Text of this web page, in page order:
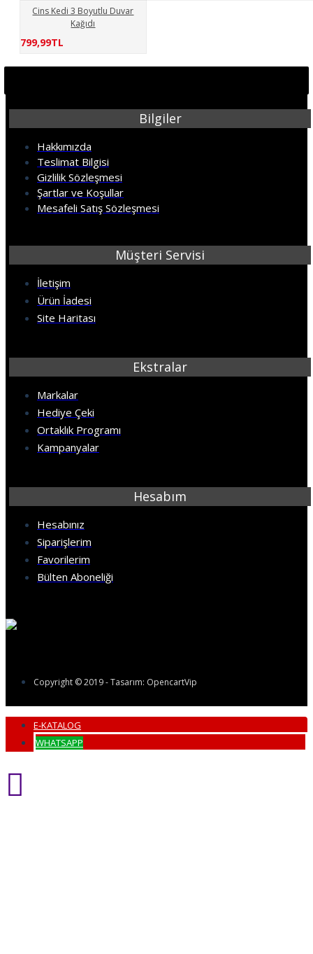
Cins Kedi 3 Boyutlu Duvar
Kağıdı
799,99TL
Bilgiler
Hakkımızda
Teslimat Bilgisi
Gizlilik Sözleşmesi
Şartlar ve Koşullar
Mesafeli Satış Sözleşmesi
Müşteri Servisi
İletişim
Ürün İadesi
Site Haritası
Ekstralar
Markalar
Hediye Çeki
Ortaklık Programı
Kampanyalar
Hesabım
Hesabınız
Siparişlerim
Favorilerim
Bülten Aboneliği
Copyright © 2019 - Tasarım: OpencartVip
E-KATALOG
WHATSAPP